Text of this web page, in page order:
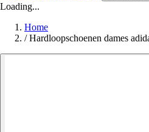
Loading...
Home
/ Hardloopschoenen dames